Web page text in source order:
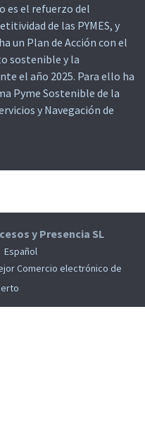
es el refuerzo del
de las PYMES, y
un Plan de Acción con el
sostenible y la
el año 2025. Para ello ha
Pyme Sostenible de la
y Navegación de
y Presencia SL
Español
Comercio electrónico de